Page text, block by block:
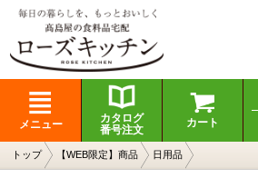
メニュー
カタログ
番号注文
カート
トップ 【WEB限定】商品 日用品